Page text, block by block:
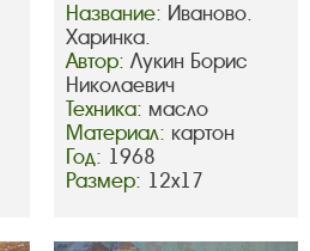
Название: Иваново.
Харинка.
Автор: Лукин Борис
Николаевич
Техника: масло
Материал: картон
Год: 1968
Размер: 12х17